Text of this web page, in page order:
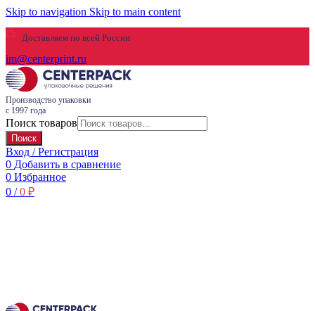
Skip to navigation Skip to main content
Доставляем по всей России
im@centerprint.ru
Производство упаковки
с 1997 года
Поиск товаров
Поиск
Вход / Регистрация
0 Добавить в сравнение
0 Избранное
0 / 0 ₽